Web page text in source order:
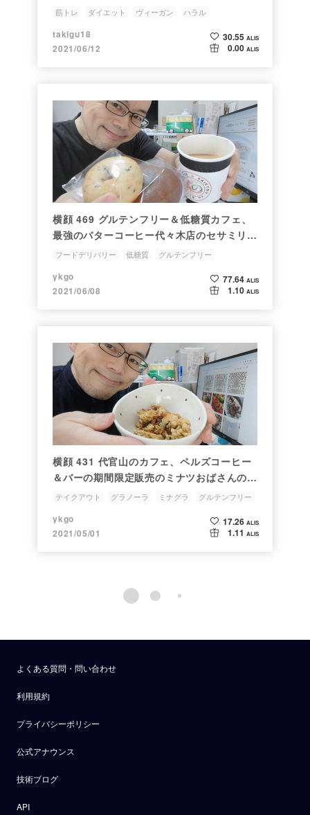
筋トレ ダイエット ヴィーガン
ハラル
グルテンフリー
takigu18
2021/06/12
30.55 ALIS
0.00 ALIS
横顔 469 グルテンフリー＆低糖質カフェ、
最強のバターコーヒー代々木店のセサミリン
グ＆ココアリングセットとバターコーヒーを
フードデリバリー 低糖質
グルテンフリー
バターコーヒー
ykgo
2021/06/08
77.64 ALIS
1.10 ALIS
横顔 431 代官山のカフェ、ペルズコーヒー
＆バーの期間限定販売のミナツおばさんのグ
ラノーラをテイクアウトして食べてみた
テイクアウト グラノーラ ミナグラ グルテンフリー
ykgo
2021/05/01
17.26 ALIS
1.11 ALIS
よくある質問・問い合わせ
利用規約
プライバシーポリシー
公式アナウンス
技術ブログ
API